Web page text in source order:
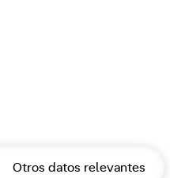
Otros datos relevantes